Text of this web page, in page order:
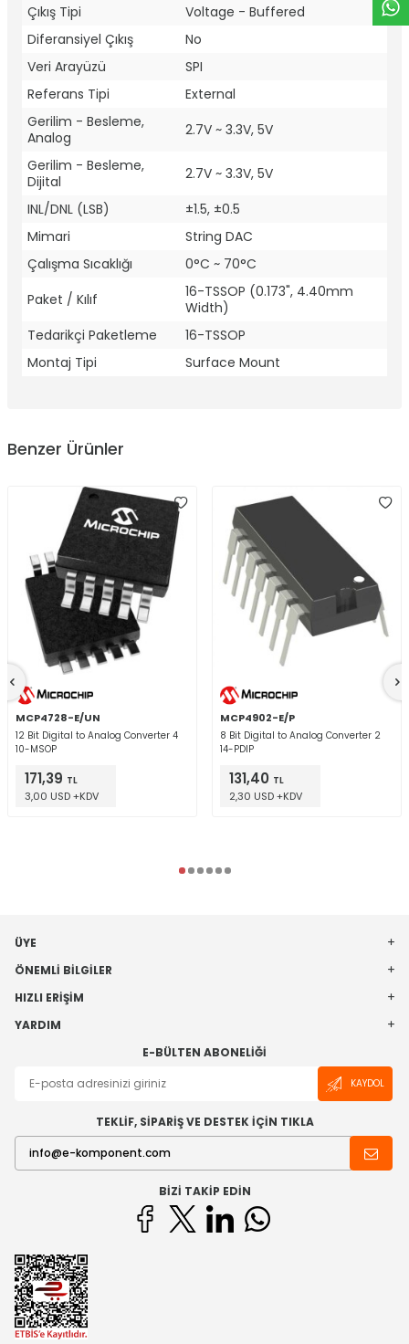
Çıkış Tipi
Voltage - Buffered
Diferansiyel Çıkış
No
Veri Arayüzü
SPI
Referans Tipi
External
Gerilim - Besleme,
Analog
2.7V ~ 3.3V, 5V
Gerilim - Besleme,
Dijital
2.7V ~ 3.3V, 5V
INL/DNL (LSB)
±1.5, ±0.5
Mimari
String DAC
Çalışma Sıcaklığı
0°C ~ 70°C
Paket / Kılıf
16-TSSOP (0.173", 4.40mm
Width)
Tedarikçi Paketleme
16-TSSOP
Montaj Tipi
Surface Mount
Benzer Ürünler
MCP4728-E/UN
12 Bit Digital to Analog Converter 4
10-MSOP
171,39 TL
3,00 USD +KDV
MCP4902-E/P
8 Bit Digital to Analog Converter 2
14-PDIP
131,40 TL
2,30 USD +KDV
ÜYE
ÖNEMLI BILGILER
HIZLI ERIŞIM
YARDIM
E-BÜLTEN ABONELIĞI
KAYDOL
TEKLİF, SİPARİŞ VE DESTEK İÇİN TIKLA
BIZI TAKIP EDIN